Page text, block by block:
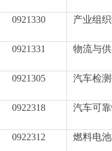
0921330 产业组
0921331 物流与
0921305 汽车检
0922318 汽车可
0922312 燃料电